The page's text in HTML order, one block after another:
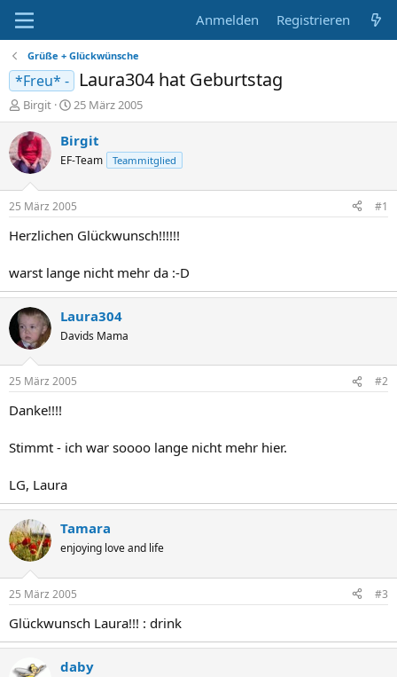
Anmelden Registrieren
Grüße + Glückwünsche
*Freu* - Laura304 hat Geburtstag
E
r
s
t
e
e
r
Birgit
E
r
s
e
l
t
a
25 März 2005
Birgit
EF-Team Teammitglied
25 März 2005 #1
Herzlichen Glückwunsch!!!!!!
warst lange nicht mehr da :-D
Laura304
Davids Mama
25 März 2005 #2
Danke!!!!
Stimmt - ich war soooo lange nicht mehr hier.
LG, Laura
Tamara
enjoying love and life
25 März 2005 #3
Glückwunsch Laura!!! : drink
daby